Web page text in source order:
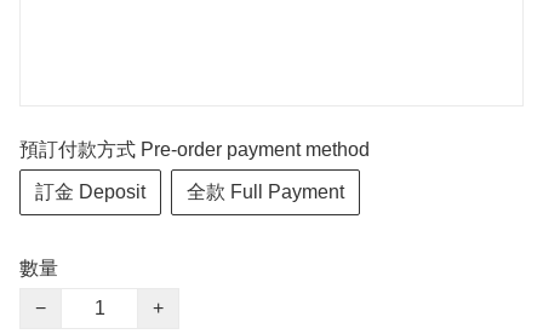
預訂付款方式 Pre-order payment method
訂金 Deposit 全款 Full Payment
數量
−
+